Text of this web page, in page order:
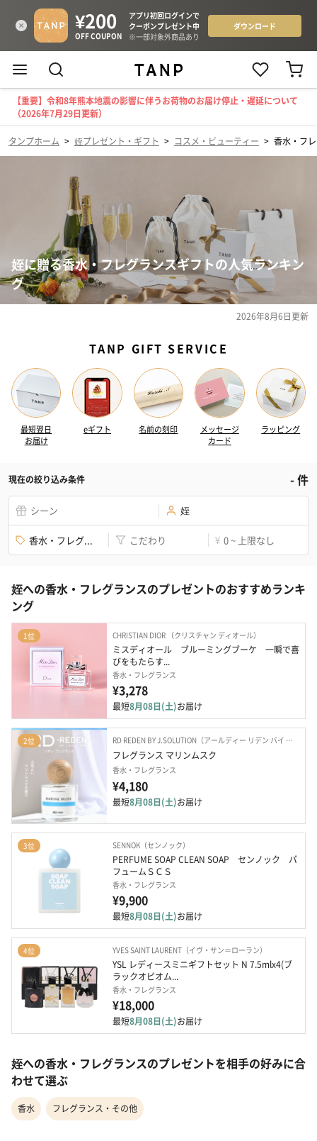
【重要】令和8年熊本地震の影響に伴うお荷物のお届け停止・遅延について
（2026年7月29日更新）
タンプホーム > 姪プレゼント・ギフト > コスメ・ビューティー > 香水・フ
姪に贈る香水・フレグランスギフトの人気ランキン
グ
2026年8月6日更新
TANP GIFT SERVICE
最短翌日
お届け
eギフト 名前の刻印
メッセージ
カード
ラッピング
現在の絞り込み条件 -件
シーン 姪
香水・フレグ... こだわり ¥ 0 ~ 上限なし
姪への香水・フレグランスのプレゼントのおすすめランキ
ング
1位 CHRISTIAN DIOR （クリスチャン ディオール）
ミスディオール　ブルーミングブーケ　一瞬で喜
びをもたらす...
香水・フレグランス
¥3,278
最短8月08日(土)お届け
2位 RD REDEN BY J.SOLUTION（アールディー リデン バイ ジェイソリューション）
フレグランス マリンムスク
香水・フレグランス
¥4,180
最短8月08日(土)お届け
3位 SENNOK（センノック）
PERFUME SOAP CLEAN SOAP　センノック　パ
フュームＳＣＳ
香水・フレグランス
¥9,900
最短8月08日(土)お届け
4位 YVES SAINT LAURENT（イヴ・サン＝ローラン）
YSL レディースミニギフトセット N 7.5mlx4(ブ
ラックオピオム...
香水・フレグランス
¥18,000
最短8月08日(土)お届け
姪への香水・フレグランスのプレゼントを相手の好みに合
わせて選ぶ
香水 フレグランス・その他